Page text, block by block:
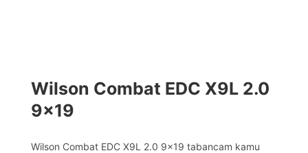
Wilson Combat EDC X9L 2.0
9×19
Wilson Combat EDC X9L 2.0 9×19 tabancam kamu